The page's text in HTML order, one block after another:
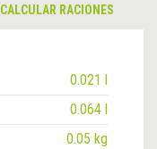
CALCULAR RACIONES
0.021 l
0.064 l
0.05 kg